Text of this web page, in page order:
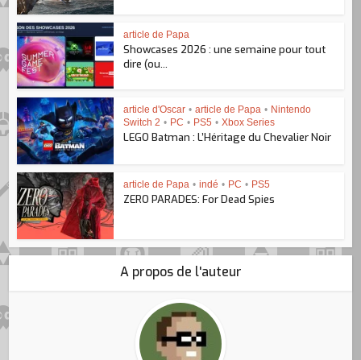
article de Papa
Showcases 2026 : une semaine pour tout
dire (ou...
article d'Oscar • article de Papa • Nintendo
Switch 2 • PC • PS5 • Xbox Series
LEGO Batman : L’Héritage du Chevalier Noir
article de Papa • indé • PC • PS5
ZERO PARADES: For Dead Spies
A propos de l'auteur